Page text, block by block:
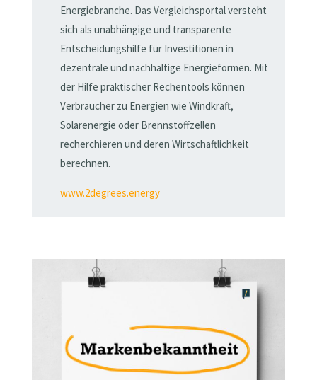
Energiebranche. Das Vergleichsportal versteht
sich als unabhängige und transparente
Entscheidungshilfe für Investitionen in
dezentrale und nachhaltige Energieformen. Mit
der Hilfe praktischer Rechentools können
Verbraucher zu Energien wie Windkraft,
Solarenergie oder Brennstoffzellen
recherchieren und deren Wirtschaftlichkeit
berechnen.
www.2degrees.energy